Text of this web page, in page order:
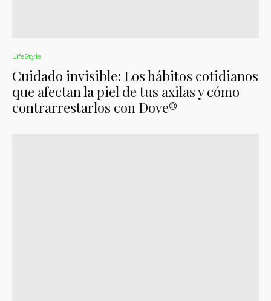
LifeStyle
Cuidado invisible: Los hábitos cotidianos
que afectan la piel de tus axilas y cómo
contrarrestarlos con Dove®️